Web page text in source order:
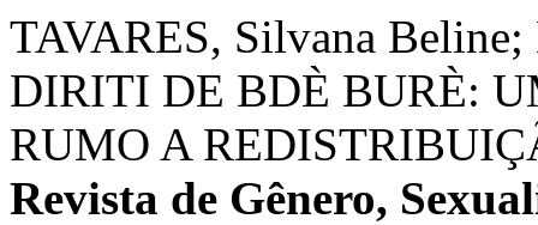
TAVARES, Silvana
DIRITI DE BDÈ BURÈ:
RUMO A
Revista de Gênero,